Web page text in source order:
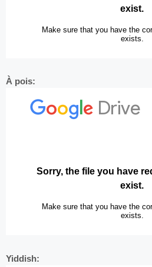
À pois:
Yiddish: